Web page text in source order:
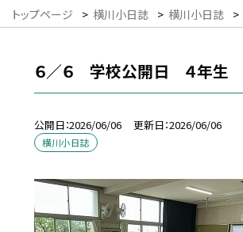
トップページ > 横川小日誌 > 横川小日誌 >
６／６ 学校公開日 ４年生
公開日 2026/06/06 更新日 2026/06/06
横川小日誌